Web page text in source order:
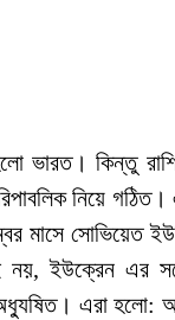
ভারত। কিন্তু
নিয়ে
মাসে সোভিয়েত
ইউক্রেন এর
এরা হলো: